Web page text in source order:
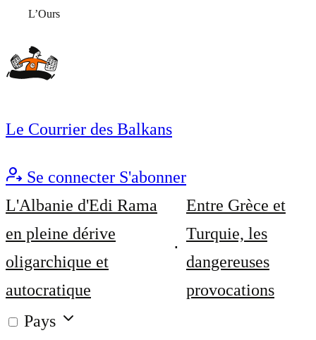
L’Ours
Le Courrier des Balkans
Se connecter S'abonner
L'Albanie d'Edi Rama
en pleine dérive
oligarchique et
autocratique
Entre Grèce et
Turquie, les
dangereuses
provocations
Pays